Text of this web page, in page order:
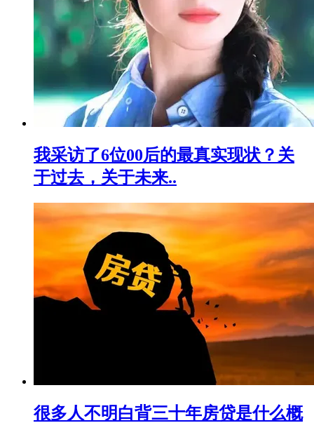
我采访了6位00后的最真实现状？关
于过去，关于未来..
很多人不明白背三十年房贷是什么概